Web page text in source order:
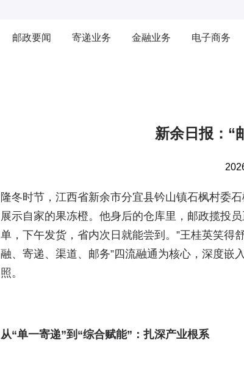
邮政要闻 寄递业务 金融业务 电子商务
新余日报：“
隆冬时节，江西省新余市分宜县钤山镇石枫村委
展示自家的果冻橙。他身后的仓库里，邮政揽投
单，下午发货，省内次日就能尝到。”王桂英笑得
融、寄递、渠道、邮务”四流融通为核心，深度嵌
照。
从“单一寄递”到“综合赋能”：扎深产业根系